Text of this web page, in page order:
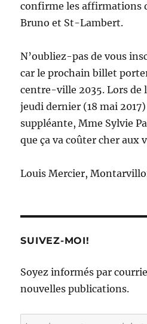
confirme les affirmations
Bruno et St-Lambert.
N’oubliez-pas de vous
car le prochain billet
centre-ville 2035. Lors de
jeudi dernier (18 mai
suppléante, Mme Sylvie
que ça va coûter cher aux
Louis Mercier,
SUIVEZ-MOI!
Soyez informés par
nouvelles publications.
Inscrivez